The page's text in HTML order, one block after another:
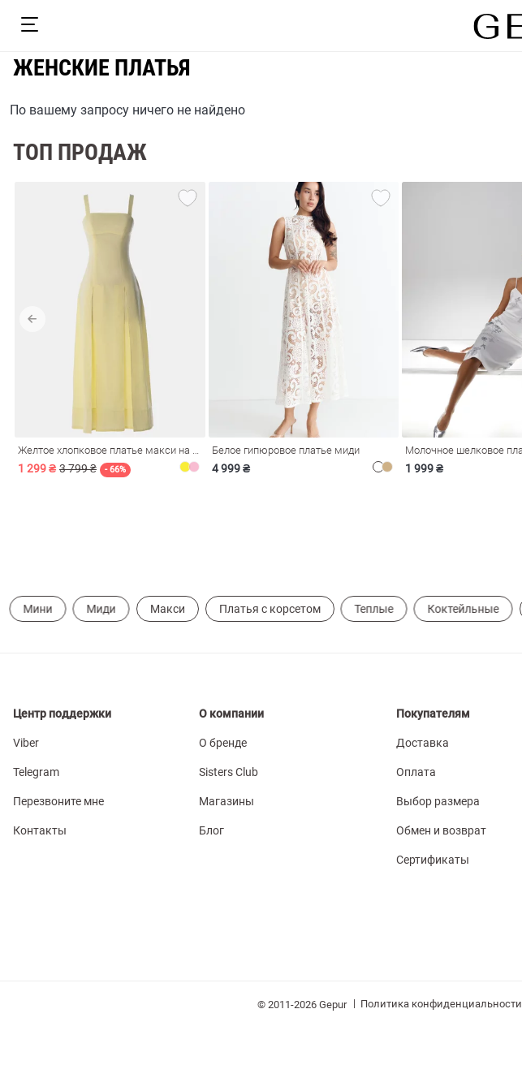
ЖЕНСКИЕ ПЛАТЬЯ
По вашему запросу ничего не найдено
ТОП ПРОДАЖ
1 299 ₴ 3 799 ₴ - 66%
Белое гипюровое платье миди
4 999 ₴ 1 999 ₴
Мини Миди Макси Платья с корсетом Теплые Коктейльные
Центр поддержки
Viber
Telegram
Перезвоните мне
Контакты
О компании
О бренде
Sisters Club
Магазины
Блог
Покупателям
Доставка
Оплата
Выбор размера
Обмен и возврат
Сертификаты
© 2011-2026 Gepur | Политика конфиденциальности